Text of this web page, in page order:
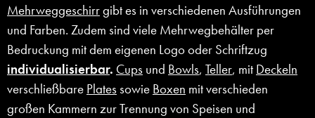
Mehrweggeschirrgibt es in verschiedenen Ausführungen
und Farben. Zudem sind viele Mehrwegbehälter per
Bedruckung mit dem eigenen Logo oder Schriftzug
individualisierbar. Cups und Bowls, Teller, mit Deckeln
verschließbare Platessowie Boxen mit verschieden
großen Kammern zur Trennung von Speisen und